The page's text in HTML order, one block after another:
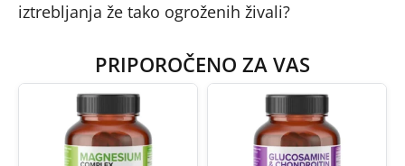
iztrebljanja že tako ogroženih živali?
PRIPOROČENO ZA VAS